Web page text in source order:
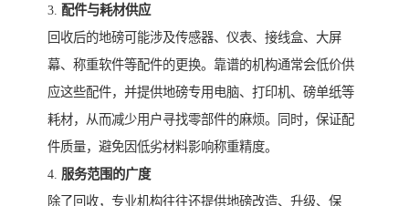
3. 配件与耗材供应
回收后的地磅可能涉及传感器、仪表、接线盒、大屏
幕、称重软件等配件的更换。靠谱的机构通常会低价供
应这些配件，并提供地磅专用电脑、打印机、磅单纸等
耗材，从而减少用户寻找零部件的麻烦。同时，保证配
件质量，避免因低劣材料影响称重精度。
4. 服务范围的广度
除了回收，专业机构往往还提供地磅改造、升级、保